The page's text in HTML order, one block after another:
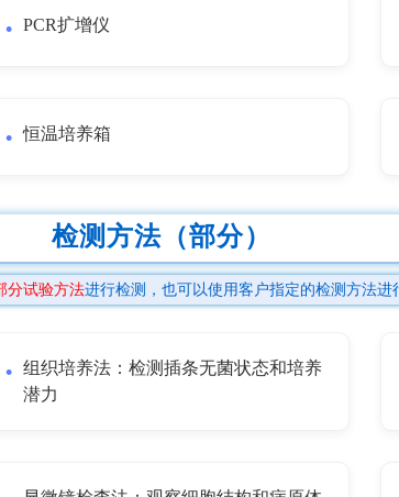
PCR扩增仪
恒温培养箱
检测方法（部分）
分试验方法进行检测，也可以使用客户指定的检测方法进
组织培养法：检测插条无菌状态和培养
潜力